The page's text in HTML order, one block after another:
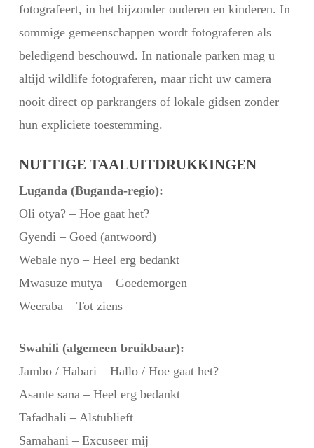
fotografeert, in het bijzonder ouderen en kinderen. In
sommige gemeenschappen wordt fotograferen als
beledigend beschouwd. In nationale parken mag u
altijd wildlife fotograferen, maar richt uw camera
nooit direct op parkrangers of lokale gidsen zonder
hun expliciete toestemming.
NUTTIGE TAALUITDRUKKINGEN
Luganda (Buganda-regio):
Oli otya? – Hoe gaat het?
Gyendi – Goed (antwoord)
Webale nyo – Heel erg bedankt
Mwasuze mutya – Goedemorgen
Weeraba – Tot ziens
Swahili (algemeen bruikbaar):
Jambo / Habari – Hallo / Hoe gaat het?
Asante sana – Heel erg bedankt
Tafadhali – Alstublieft
Samahani – Excuseer mij